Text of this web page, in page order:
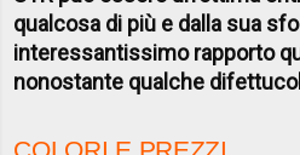
qualcosa di più e dalla sua
interessantissimo rapporto
nonostante qualche
COLORI E PREZZI